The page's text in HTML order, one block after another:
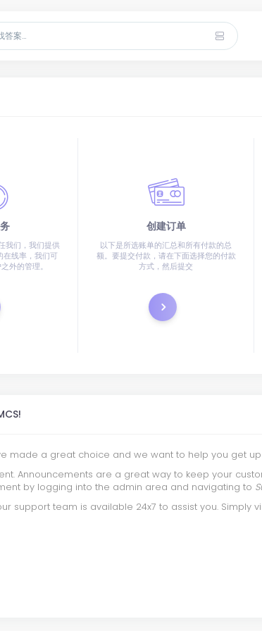
我们，我们提供
线率，我们可
外的管理。
品
创建订单
以下是所选账单的汇总和所有付款的总
额。要提交付款，请在下面选择您的付款
方式，然后提交
立即支付
made a great choice and we want to help you get
Announcements are a great way to keep your
by logging into the admin area and navigating to
support team is available 24x7 to assist you. Simply